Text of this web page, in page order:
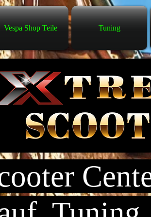
Vespa Shop Teile Tuning